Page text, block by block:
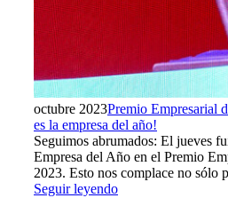
octubre 2023Premio Empresarial
es la empresa del año!
Seguimos abrumados: El jueves
Empresa del Año en el Premio
2023. Esto nos complace no sólo
Seguir leyendo